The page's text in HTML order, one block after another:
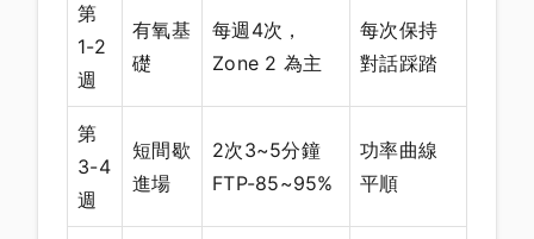
第
1-2
週
有氧基
礎
每週4次，
Zone 2 為主
每次保持
對話踩踏
第
3-4
週
短間歇
進場
2次3~5分鐘
FTP-85~95%
功率曲線
平順